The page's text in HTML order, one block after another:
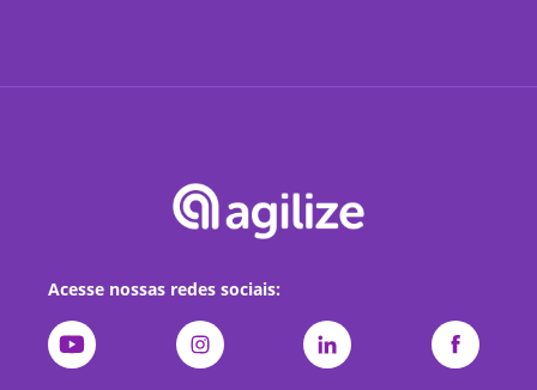
Acesse nossas redes sociais: